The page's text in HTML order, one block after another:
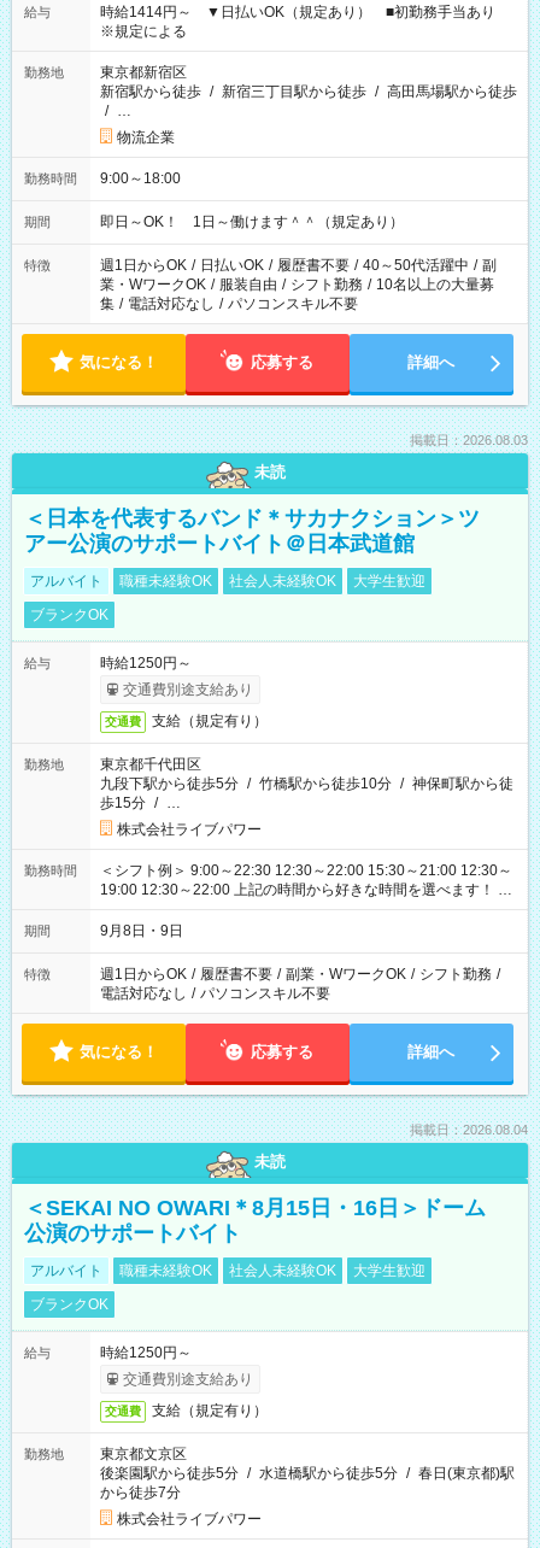
給与
時給1414円～ ▼日払いOK（規定あり） ■初勤務手当あり
※規定による
勤務地
東京都新宿区
新宿駅から徒歩 / 新宿三丁目駅から徒歩 / 高田馬場駅から徒歩
/ …
物流企業
勤務時間 9:00～18:00
期間 即日～OK！ 1日～働けます＾＾（規定あり）
特徴 週1日からOK / 日払いOK / 履歴書不要 / 40～50代活躍中 / 副
業・WワークOK / 服装自由 / シフト勤務 / 10名以上の大量募
集 / 電話対応なし / パソコンスキル不要
気になる！ 応募する 詳細へ
掲載日：2026.08.03
未読
＜日本を代表するバンド＊サカナクション＞ツ
アー公演のサポートバイト＠日本武道館
アルバイト 職種未経験OK 社会人未経験OK
大学生歓迎
ブランクOK
給与
時給1250円～
交通費別途支給あり
交通費 支給（規定有り）
勤務地
東京都千代田区
九段下駅から徒歩5分 / 竹橋駅から徒歩10分 / 神保町駅から徒
歩15分 / …
株式会社ライブパワー
勤務時間
＜シフト例＞ 9:00～22:30 12:30～22:00 15:30～21:00 12:30～
19:00 12:30～22:00 上記の時間から好きな時間を選べます！ ※
時間は変更となる可能性があります
期間 9月8日・9日
特徴 週1日からOK / 履歴書不要 / 副業・WワークOK / シフト勤務 /
電話対応なし / パソコンスキル不要
気になる！ 応募する 詳細へ
掲載日：2026.08.04
未読
＜SEKAI NO OWARI＊8月15日・16日＞ドーム
公演のサポートバイト
アルバイト 職種未経験OK 社会人未経験OK
大学生歓迎
ブランクOK
給与
時給1250円～
交通費別途支給あり
交通費 支給（規定有り）
勤務地
東京都文京区
後楽園駅から徒歩5分 / 水道橋駅から徒歩5分 / 春日(東京都)駅
から徒歩7分
株式会社ライブパワー